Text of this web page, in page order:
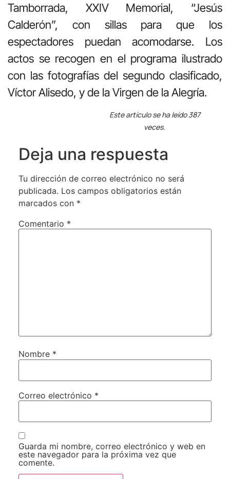
Tamborrada, XXIV Memorial, “Jesús
Calderón”, con sillas para que los
espectadores puedan acomodarse. Los
actos se recogen en el programa ilustrado
con las fotografías del segundo clasificado,
Víctor Alisedo, y de la Virgen de la Alegría.
Este artículo se ha leído 387
veces.
Deja una respuesta
Tu dirección de correo electrónico no será
publicada. Los campos obligatorios están
marcados con *
Comentario *
Nombre *
Correo electrónico *
Guarda mi nombre, correo electrónico y web en
este navegador para la próxima vez que
comente.